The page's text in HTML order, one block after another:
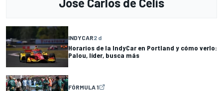
INDYCAR2 d
Horarios de la IndyCar en Portland y cómo verlo:
Palou, líder, busca más
FÓRMULA 1